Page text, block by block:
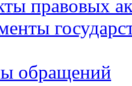
правовых
обращений